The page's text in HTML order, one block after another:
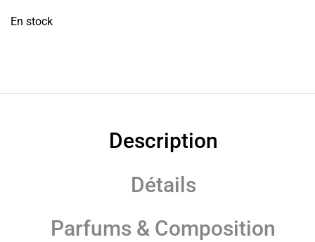
En stock
Description
Détails
Parfums & Composition